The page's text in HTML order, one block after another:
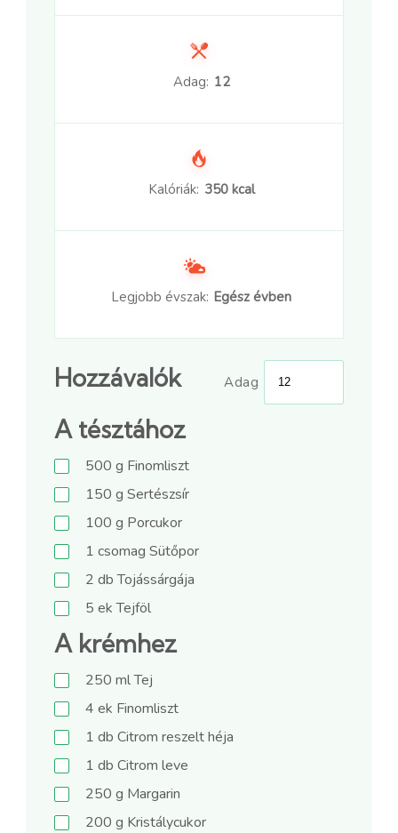
Adag: 12
Kalóriák: 350 kcal
Legjobb évszak: Egész évben
Hozzávalók Adag
A tésztához
500 g Finomliszt
150 g Sertészsír
100 g Porcukor
1 csomag Sütőpor
2 dbTojássárgája
5 ekTejföl
A krémhez
250 mlTej
4 ek Finomliszt
1 db Citrom reszelt héja
1 db Citrom leve
250 g Margarin
200 g Kristálycukor